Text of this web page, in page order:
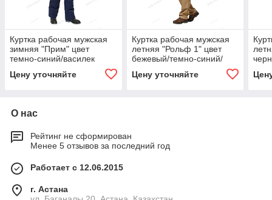
Куртка рабочая мужская
зимняя "Прим" цвет
темно-синий/василек
Цену уточняйте
Куртка рабочая мужская
летняя "Рольф 1" цвет
бежевый/темно-синий/
Цену уточняйте
О нас
Рейтинг не сформирован
Менее 5 отзывов за последний год
Работает с 12.06.2015
г. Астана